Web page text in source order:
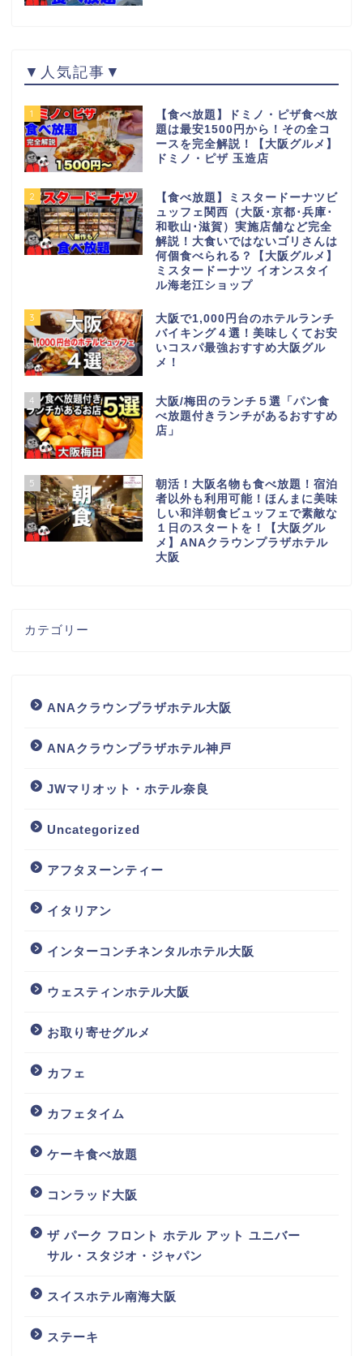
▼人気記事▼
1
【食べ放題】ドミノ・ピザ食べ放
題は最安1500円から！その全コ
ースを完全解説！【大阪グルメ】
ドミノ・ピザ 玉造店
2
【食べ放題】ミスタードーナツビ
ュッフェ関西（大阪･京都･兵庫･
和歌山･滋賀）実施店舗など完全
解説！大食いではないゴリさんは
何個食べられる？【大阪グルメ】
ミスタードーナツ イオンスタイ
ル海老江ショップ
3
大阪で1,000円台のホテルランチ
バイキング４選！美味しくてお安
いコスパ最強おすすめ大阪グル
メ！
4
大阪/梅田のランチ５選「パン食
べ放題付きランチがあるおすすめ
店」
5
朝活！大阪名物も食べ放題！宿泊
者以外も利用可能！ほんまに美味
しい和洋朝食ビュッフェで素敵な
１日のスタートを！【大阪グル
メ】ANAクラウンプラザホテル
大阪
カテゴリー
ANAクラウンプラザホテル大阪
ANAクラウンプラザホテル神戸
JWマリオット・ホテル奈良
Uncategorized
アフタヌーンティー
イタリアン
インターコンチネンタルホテル大阪
ウェスティンホテル大阪
お取り寄せグルメ
カフェ
カフェタイム
ケーキ食べ放題
コンラッド大阪
ザ パーク フロント ホテル アット ユニバー
サル・スタジオ・ジャパン
スイスホテル南海大阪
ステーキ